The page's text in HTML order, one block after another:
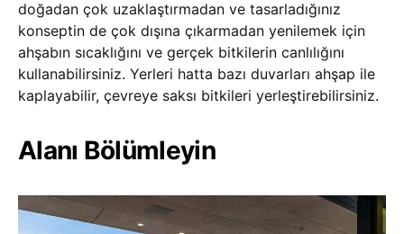
doğadan çok uzaklaştırmadan ve tasarladığınız
konseptin de çok dışına çıkarmadan yenilemek için
ahşabın sıcaklığını ve gerçek bitkilerin canlılığını
kullanabilirsiniz. Yerleri hatta bazı duvarları ahşap ile
kaplayabilir, çevreye saksı bitkileri yerleştirebilirsiniz.
Alanı Bölümleyin